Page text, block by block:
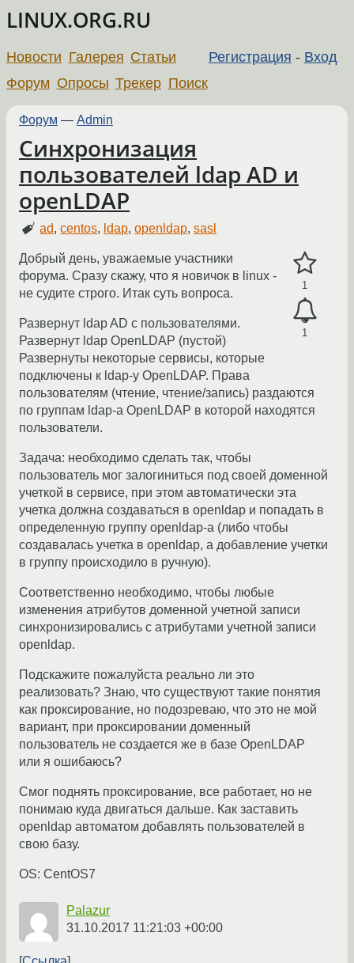
LINUX.ORG.RU
Регистрация - Вход
Новости Галерея Статьи
Форум Опросы Трекер Поиск
Форум — Admin
Синхронизация
пользователей ldap AD и
openLDAP
ad,centos, ldap,openldap,sasl
1
1
Добрый день, уважаемые участники
форума. Сразу скажу, что я новичок в linux -
не судите строго. Итак суть вопроса.
Развернут ldap AD с пользователями.
Развернут ldap OpenLDAP (пустой)
Развернуты некоторые сервисы, которые
подключены к ldap-у OpenLDAP. Права
пользователям (чтение, чтение/запись) раздаются
по группам ldap-а OpenLDAP в которой находятся
пользователи.
Задача: необходимо сделать так, чтобы
пользователь мог залогиниться под своей доменной
учеткой в сервисе, при этом автоматически эта
учетка должна создаваться в openldap и попадать в
определенную группу openldap-а (либо чтобы
создавалась учетка в openldap, а добавление учетки
в группу происходило в ручную).
Соответственно необходимо, чтобы любые
изменения атрибутов доменной учетной записи
синхронизировались с атрибутами учетной записи
openldap.
Подскажите пожалуйста реально ли это
реализовать? Знаю, что существуют такие понятия
как проксирование, но подозреваю, что это не мой
вариант, при проксировании доменный
пользователь не создается же в базе OpenLDAP
или я ошибаюсь?
Смог поднять проксирование, все работает, но не
понимаю куда двигаться дальше. Как заставить
openldap автоматом добавлять пользователей в
свою базу.
OS: CentOS7
Palazur
31.10.2017 11:21:03 +00:00